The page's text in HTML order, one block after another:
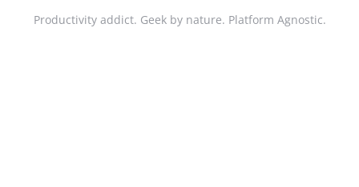
Productivity addict. Geek by nature. Platform Agnostic.